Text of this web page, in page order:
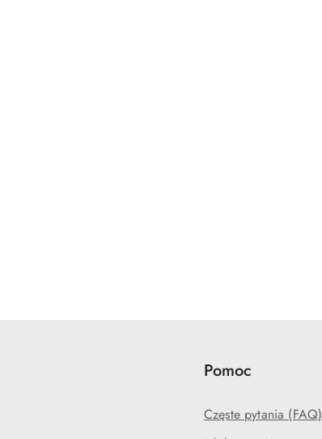
Pomoc
Częste pytania (FAQ)